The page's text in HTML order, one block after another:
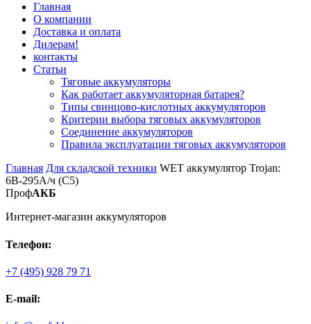
Главная
О компании
Доставка и оплата
Дилерам!
контакты
Статьи
Тяговые аккумуляторы
Как работает аккумуляторная батарея?
Типы свинцово-кислотных аккумуляторов
Критерии выбора тяговых аккумуляторов
Соединение аккумуляторов
Правила эксплуатации тяговых аккумуляторов
Главная Для складской техники WET аккумулятор Trojan:
6В-295А/ч (С5)
ПрофАКБ
Интернет-магазин аккумуляторов
Телефон:
+7 (495) 928 79 71
E-mail: